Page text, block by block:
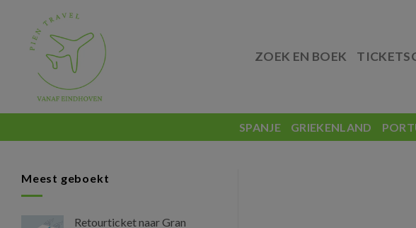
content
ZOEK EN BOEK
SPANJE GRIEKENLAND
Meest geboekt
Retourticket naar Gran